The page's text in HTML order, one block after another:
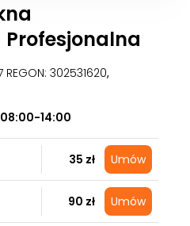
REGON: 302531620,
08:00-14:00
35 zł Umów
90 zł Umów